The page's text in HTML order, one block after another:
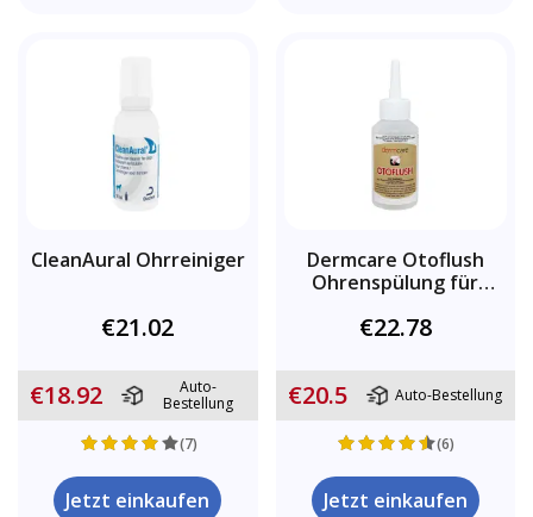
CleanAural Ohrreiniger
€21.02
€18.92
Auto-
Bestellung
(7)
Jetzt einkaufen
Dermcare Otoflush
Ohrenspülung für
€22.78
€20.5 Auto-Bestellung
(6)
Jetzt einkaufen